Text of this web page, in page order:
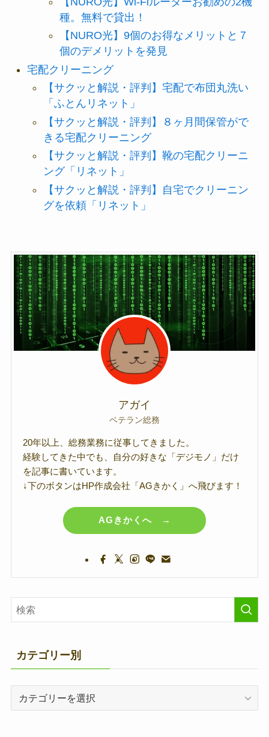
種。無料で貸出！
【NURO光】9個のお得なメリットと７
個のデメリットを発見
宅配クリーニング
【サクッと解説・評判】宅配で布団丸洗い
「ふとんリネット」
【サクッと解説・評判】８ヶ月間保管がで
きる宅配クリーニング
【サクッと解説・評判】靴の宅配クリーニ
ング「リネット」
【サクッと解説・評判】自宅でクリーニン
グを依頼「リネット」
アガイ
ベテラン総務
20年以上、総務業務に従事してきました。
経験してきた中でも、自分の好きな「デジモノ」だけ
を記事に書いています。
↓下のボタンはHP作成会社「AGきかく」へ飛びます！
AGきかくへ →
カテゴリー別